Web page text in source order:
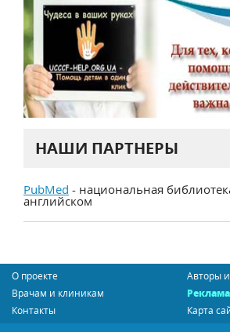
НАШИ ПАРТНЕРЫ
PubMed - национальная
английском
О проекте
Авторы
Врачам и клиникам
Реклама
Контакты
Карта